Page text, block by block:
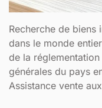
Recherche de
dans le monde
de la
générales du pays
Assistance vente